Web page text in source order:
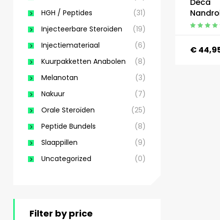
200 mg
€
HGH / Peptides
(31)
Injecteerbare Steroïden
(19)
Injectiemateriaal
(6)
Kuurpakketten Anabolen
(8)
Melanotan
(3)
Nakuur
(7)
Orale Steroïden
(25)
Peptide Bundels
(8)
Slaappillen
(9)
Uncategorized
(0)
Filter by price